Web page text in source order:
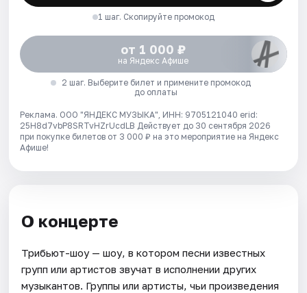
1 шаг. Скопируйте промокод
от 1 000 ₽
на Яндекс Афише
2 шаг. Выберите билет и примените промокод
до оплаты
Реклама. ООО "ЯНДЕКС МУЗЫКА", ИНН: 9705121040 erid:
25H8d7vbP8SRTvHZrUcdLB Действует до 30 сентября 2026
при покупке билетов от 3 000 ₽ на это мероприятие на Яндекс
Афише!
О концерте
Трибьют-шоу — шоу, в котором песни известных
групп или артистов звучат в исполнении других
музыкантов. Группы или артисты, чьи произведения